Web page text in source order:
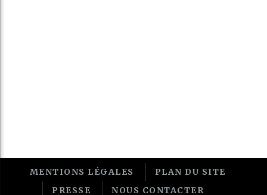
MENTIONS LÉGALES
PLAN DU SITE
PRESSE
NOUS CONTACTER